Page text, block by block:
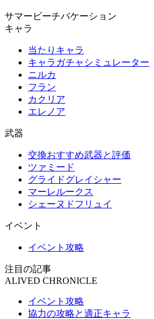
サマービーチバケーション
キャラ
当たりキャラ
キャラガチャシミュレーター
ニルカ
フラン
カクリア
エレノア
武器
交換おすすめ武器と評価
ツァミード
グライドグレイシャー
マーレルークス
シェーヌドフリュイ
イベント
イベント攻略
注目の記事
ALIVED CHRONICLE
イベント攻略
協力の攻略と適正キャラ